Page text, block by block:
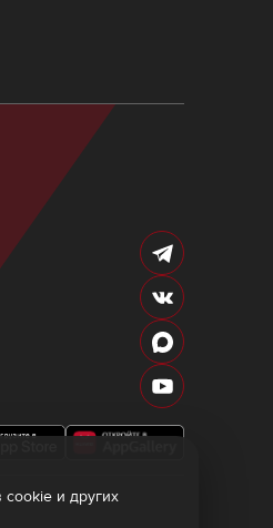
cookie и других